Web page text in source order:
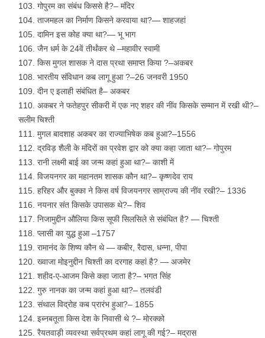
गोपुरम का संबंध किससे है?– मंदिर
ताजमहल का निर्माण किसने करवाया था?— शाहजहां
दामिन इस कोह क्या था?— भू भाग
जैन धर्म के 24वें तीर्थंकर थे –महावीर स्वामी
किस मुगल शासक ने दास प्रथा समाप्त किया ?–अकबर
भारतीय संविधान कब लागू हुआ ?–26 जनवरी 1950
दीन ए इलाही संबंधित है– अकबर
अकबर ने फतेहपुर सीकरी में एक नए शहर की नींव किसके सम्मान में रखी थी?–
सलीम चिश्ती
मुगल बादशाह अकबर का राज्याभिषेक कब हुआ?–1556
द्रविड़ शैली के मंदिरों का प्रवेश द्वार को क्या कहा जाता था?– गोपुरम
रानी लक्ष्मी बाई का जन्म कहां हुआ था?– काशी में
विजयनगर का महानतम शासक कौन था?– कृष्णदेव राय
हरिहर और बुक्का ने किस वर्ष विजयनगर साम्राज्य की नींव रखी?– 1336
नयनार संत किसके उपासक थे?– शिव
निजामुद्दीन औलिया किस सूफी सिलसिले से संबंधित है? — चिश्ती
प्लासी का युद्ध हुआ –1757
रामानंद के शिष्य कौन थे — कबीर, रैदास, धन्ना, पीपा
ख्वाजा मोइनुद्दीन चिश्ती का दरगाह कहां है? — अजमेर
शहीद-ए-आजम किसे कहा जाता है?– भगत सिंह
गुरु नानक का जन्म कहां हुआ था?– तलवंडी
संथाल विद्रोह कब प्रारंभ हुआ?– 1855
इब्नबतूता किस देश के निवासी थे ?– मोरक्को
रैयतवाड़ी व्यवस्था सर्वप्रथम कहां लागू की गई?– मद्रास